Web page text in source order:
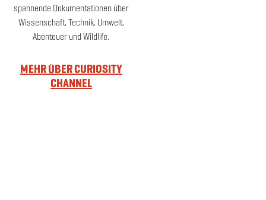
spannende Dokumentationen über
Wissenschaft, Technik, Umwelt,
Abenteuer und Wildlife.
MEHR ÜBER CURIOSITY
CHANNEL